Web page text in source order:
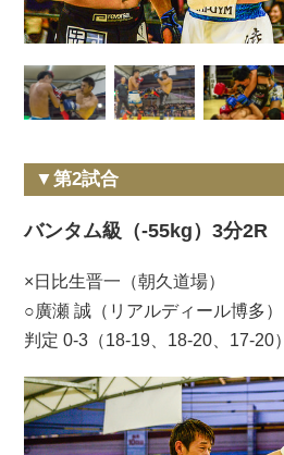
▼第2試合
バンタム級（-55kg）3分2R
×日比生晋一（朝久道場）
○廣瀬 誠（リアルディール博多）
判定 0-3（18-19、18-20、17-20）